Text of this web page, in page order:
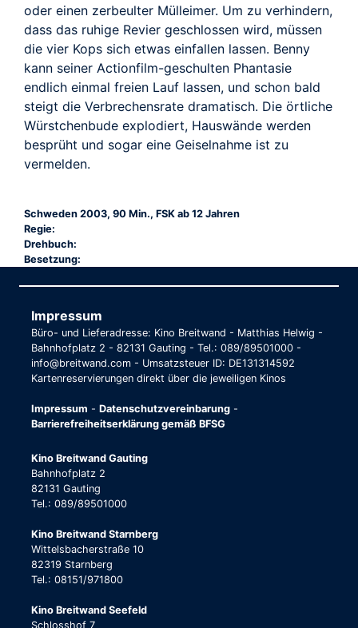
oder einen zerbeulter Mülleimer. Um zu verhindern,
dass das ruhige Revier geschlossen wird, müssen
die vier Kops sich etwas einfallen lassen. Benny
kann seiner Actionfilm-geschulten Phantasie
endlich einmal freien Lauf lassen, und schon bald
steigt die Verbrechensrate dramatisch. Die örtliche
Würstchenbude explodiert, Hauswände werden
besprüht und sogar eine Geiselnahme ist zu
vermelden.
Schweden 2003, 90 Min., FSK ab 12 Jahren
Regie:
Drehbuch:
Besetzung:
Impressum
Büro- und Lieferadresse: Kino Breitwand - Matthias Helwig -
Bahnhofplatz 2 - 82131 Gauting - Tel.: 089/89501000 -
info@breitwand.com - Umsatzsteuer ID: DE131314592
Kartenreservierungen direkt über die jeweiligen Kinos
Impressum - Datenschutzvereinbarung -
Barrierefreiheitserklärung gemäß BFSG
Kino Breitwand Gauting
Bahnhofplatz 2
82131 Gauting
Tel.: 089/89501000
Kino Breitwand Starnberg
Wittelsbacherstraße 10
82319 Starnberg
Tel.: 08151/971800
Kino Breitwand Seefeld
Schlosshof 7